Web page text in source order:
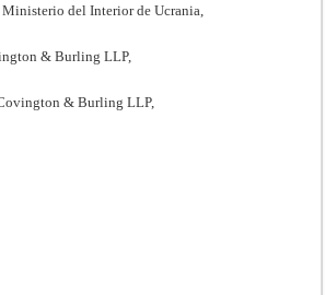
del Interior de Ucrania,
& Burling LLP,
& Burling LLP,